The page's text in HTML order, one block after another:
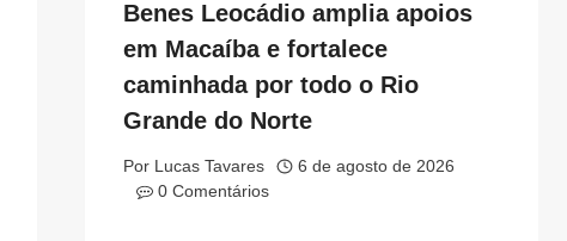
Benes Leocádio amplia apoios
em Macaíba e fortalece
caminhada por todo o Rio
Grande do Norte
Por Lucas Tavares
6 de agosto de 2026
0 Comentários